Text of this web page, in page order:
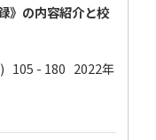
》の内容紹介と校
) 105 - 180 2022年